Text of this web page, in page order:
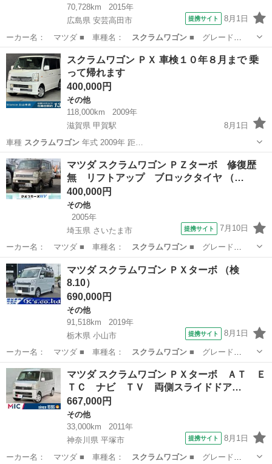
70,728km
2015年
広島県 安芸高田市
提携サイト 8月1日
ーカー名： マツダ ■ 車種名： スクラムワゴン■ グレード
名： ＰＸターボ ４…
広島 安芸高田市
スクラムワゴン ＰＸ 車検１０年８月まで 乗
って帰れます
400,000円
その他
118,000km
2009年
滋賀県 甲賀駅
8月1日
車種 スクラムワゴン 年式 2009年 距…
滋賀 甲賀市 甲賀駅 スクラムワゴン
マツダ スクラムワゴン ＰＺターボ 修復歴
無 リフトアップ ブロックタイヤ （…
400,000円
その他
2005年
埼玉県 さいたま市
提携サイト 7月10日
ーカー名： マツダ ■ 車種名： スクラムワゴン■ グレード
名： ＰＺターボ 修…
埼玉 さいたま市 その他
マツダ スクラムワゴン ＰＸターボ （検
8.10）
690,000円
その他
91,518km
2019年
栃木県 小山市
提携サイト 8月1日
ーカー名： マツダ ■ 車種名： スクラムワゴン■ グレード
名： ＰＸターボ ■…
栃木 小山市 その他
マツダ スクラムワゴン ＰＸターボ ＡＴ Ｅ
ＴＣ ナビ ＴＶ 両側スライドドア…
667,000円
その他
33,000km
2011年
神奈川県 平塚市
提携サイト 8月1日
ーカー名： マツダ ■ 車種名： スクラムワゴン■ グレード